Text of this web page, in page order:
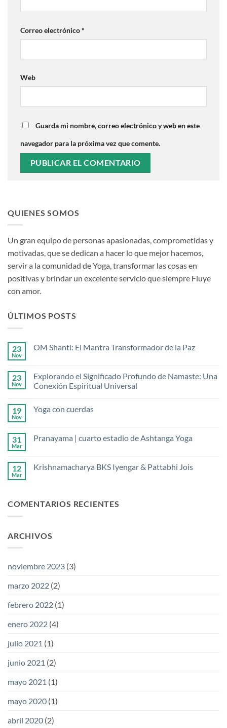
Correo electrónico*
Web
Guarda mi nombre, correo electrónico y web en este
navegador para la próxima vez que comente.
QUIENES SOMOS
Un gran equipo de personas apasionadas, comprometidas y
motivadas, que se dedican a hacer lo que mejor hacemos,
servir a la comunidad de Yoga, transformar las cosas en
positivas y brindar un excelente servicio que siempre Fluye
con amor.
ÚLTIMOS POSTS
23
Nov
OM Shanti: El Mantra Transformador de la Paz
en
OM
Shanti:
Transformador
23
Nov
Explorando el Significado Profundo de Namaste: Una
Conexión Espiritual Universal
comentarios
Significado
Profundo
Conexión
19
Nov
Yoga con cuerdas
en
31
Mar
Pranayama | cuarto estadio de Ashtanga Yoga
en
de
Ashtanga
12
Mar
Krishnamacharya BKS Iyengar & Pattabhi Jois
Krishnamacharya
Jois
COMENTARIOS RECIENTES
ARCHIVOS
noviembre 2023 (3)
marzo 2022 (2)
febrero 2022 (1)
enero 2022 (4)
julio 2021 (1)
junio 2021 (2)
mayo 2021 (1)
mayo 2020 (1)
abril 2020 (2)